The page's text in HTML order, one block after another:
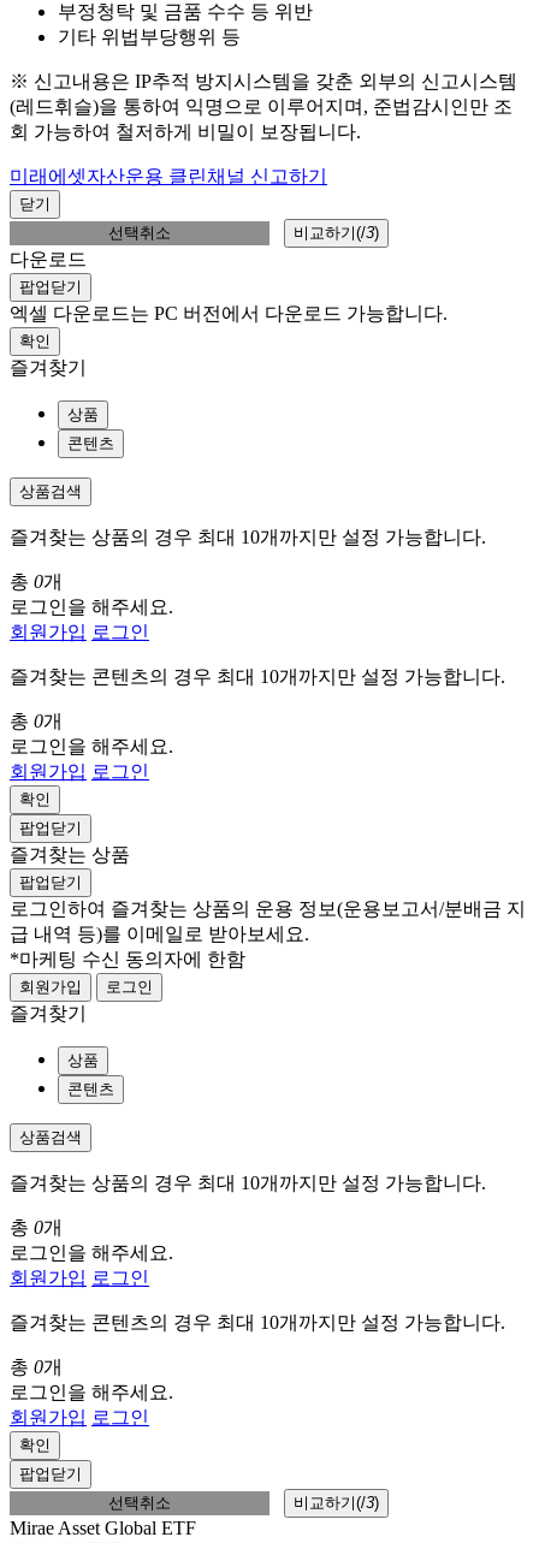
부정청탁 및 금품 수수 등 위반
기타 위법부당행위 등
※ 신고내용은 IP추적 방지시스템을 갖춘 외부의 신고시스템
(레드휘슬)을 통하여 익명으로 이루어지며, 준법감시인만 조
회 가능하여 철저하게 비밀이 보장됩니다.
미래에셋자산운용 클린채널 신고하기
닫기
선택취소
비교하기(/3)
다운로드
팝업닫기
엑셀 다운로드는 PC 버전에서 다운로드 가능합니다.
확인
즐겨찾기
상품
콘텐츠
상품검색
즐겨찾는 상품의 경우 최대 10개까지만 설정 가능합니다.
총 0개
로그인을 해주세요.
회원가입 로그인
즐겨찾는 콘텐츠의 경우 최대 10개까지만 설정 가능합니다.
총 0개
로그인을 해주세요.
회원가입 로그인
확인
팝업닫기
즐겨찾는 상품
팝업닫기
로그인하여 즐겨찾는 상품의 운용 정보(운용보고서/분배금 지
급 내역 등)를 이메일로 받아보세요.
*마케팅 수신 동의자에 한함
회원가입 로그인
즐겨찾기
상품
콘텐츠
상품검색
즐겨찾는 상품의 경우 최대 10개까지만 설정 가능합니다.
총 0개
로그인을 해주세요.
회원가입 로그인
즐겨찾는 콘텐츠의 경우 최대 10개까지만 설정 가능합니다.
총 0개
로그인을 해주세요.
회원가입 로그인
확인
팝업닫기
선택취소
비교하기(/3)
Mirae Asset Global ETF